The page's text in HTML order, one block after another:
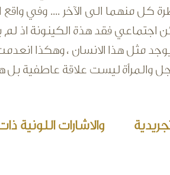
كل منهما الى الآخر .... وفي واقع
فقد هذة الكينونة اذ لم
مثل هذا الانسان ، وهكذا
والمرأة ليست علاقة عاطفية بل
والاشارات اللونية